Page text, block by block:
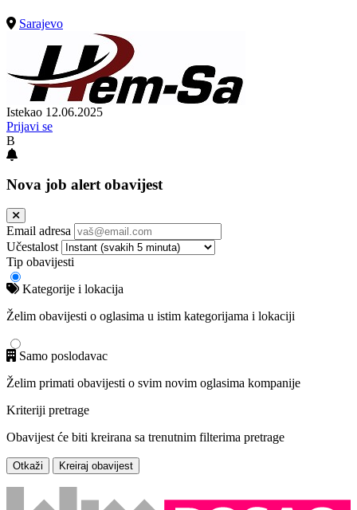
Sarajevo
Istekao 12.06.2025
Prijavi se
B
Nova job alert obavijest
Email adresa
Učestalost
Tip obavijesti
Kategorije i lokacija
Želim obavijesti o oglasima u istim kategorijama i lokaciji
Samo poslodavac
Želim primati obavijesti o svim novim oglasima kompanije
Kriteriji pretrage
Obavijest će biti kreirana sa trenutnim filterima pretrage
Otkaži Kreiraj obavijest